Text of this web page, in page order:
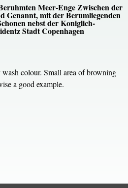
Meer-Enge Zwischen der
Genannt, mit der Berumliegenden
nebst der Koniglich-
Stadt Copenhagen
colour. Small area of browning
a good example.